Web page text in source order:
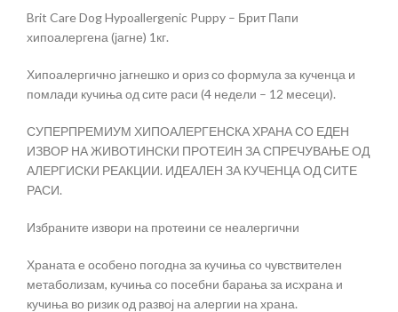
Brit Care Dog Hypoallergenic Puppy – Брит Папи
хипоалергена (јагне) 1кг.
Хипоалергично јагнешко и ориз со формула за кученца и
помлади кучиња од сите раси (4 недели – 12 месеци).
СУПЕРПРЕМИУМ ХИПОАЛЕРГЕНСКА ХРАНА СО ЕДЕН
ИЗВОР НА ЖИВОТИНСКИ ПРОТЕИН ЗА СПРЕЧУВАЊЕ ОД
АЛЕРГИСКИ РЕАКЦИИ. ИДЕАЛЕН ЗА КУЧЕНЦА ОД СИТЕ
РАСИ.
Избраните извори на протеини се неалергични
Храната е особено погодна за кучиња со чувствителен
метаболизам, кучиња со посебни барања за исхрана и
кучиња во ризик од развој на алергии на храна.